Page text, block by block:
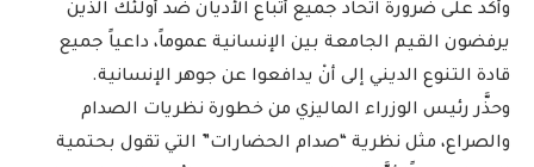
وأكّد على ضرورة اتحاد جميع أتباع الأديان ضد أولئك الذين
يرفضون القيم الجامعة بين الإنسانية عموماً، داعياً جميع
قادة التنوع الديني إلى أنْ يدافعوا عن جوهر الإنسانية.
وحذَّر رئيس الوزراء الماليزي من خطورة نظريات الصدام
والصراع، مثل نظرية “صدام الحضارات” التي تقول بحتمية